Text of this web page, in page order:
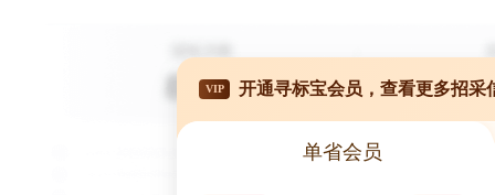
VIP 开通寻标宝会员，查看更多招采
单省会员